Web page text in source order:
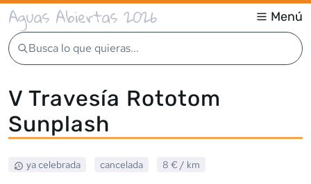
Aguas Abiertas 2026 Menú
Busca lo que quieras...
V Travesía Rototom
Sunplash
ya celebrada cancelada 8 € / km